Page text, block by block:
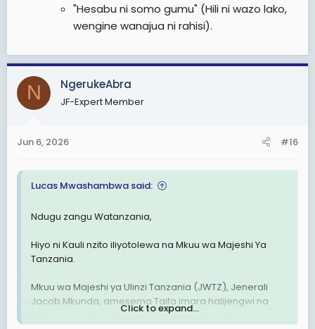
"Hesabu ni somo gumu" (Hili ni wazo lako,
wengine wanajua ni rahisi).
N NgerukeAbra
JF-Expert Member
Jun 6, 2026 #16
Lucas Mwashambwa said:
Ndugu zangu Watanzania,
Hiyo ni Kauli nzito iliyotolewa na Mkuu wa Majeshi Ya
Tanzania.
Mkuu wa Majeshi ya Ulinzi Tanzania (JWTZ), Jenerali
Jacob Mkunda, amesema Taifa imara halijengwi na
Watu wanaojihusisha na vitendo vya utapeli, ugomvi,
Click to expand...